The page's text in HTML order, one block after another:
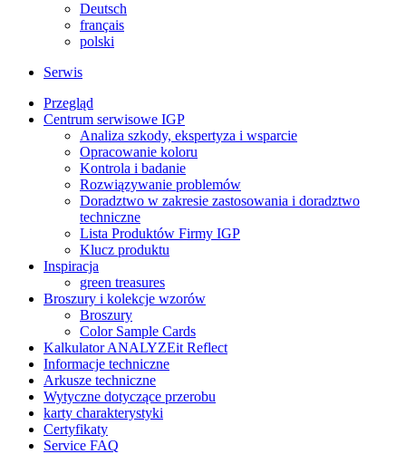
Deutsch
français
polski
Serwis
Przegląd
Centrum serwisowe IGP
Analiza szkody, ekspertyza i wsparcie
Opracowanie koloru
Kontrola i badanie
Rozwiązywanie problemów
Doradztwo w zakresie zastosowania i doradztwo
techniczne
Lista Produktów Firmy IGP
Klucz produktu
Inspiracja
green treasures
Broszury i kolekcje wzorów
Broszury
Color Sample Cards
Kalkulator ANALYZEit Reflect
Informacje techniczne
Arkusze techniczne
Wytyczne dotyczące przerobu
karty charakterystyki
Certyfikaty
Service FAQ